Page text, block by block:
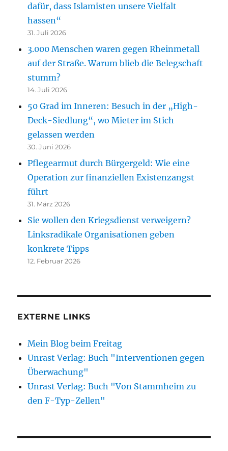
dafür, dass Islamisten unsere Vielfalt
hassen“
31. Juli 2026
3.000 Menschen waren gegen Rheinmetall
auf der Straße. Warum blieb die Belegschaft
stumm?
14. Juli 2026
50 Grad im Inneren: Besuch in der „High-
Deck-Siedlung“, wo Mieter im Stich
gelassen werden
30. Juni 2026
Pflegearmut durch Bürgergeld: Wie eine
Operation zur finanziellen Existenzangst
führt
31. März 2026
Sie wollen den Kriegsdienst verweigern?
Linksradikale Organisationen geben
konkrete Tipps
12. Februar 2026
EXTERNE LINKS
Mein Blog beim Freitag
Unrast Verlag: Buch "Interventionen gegen
Überwachung"
Unrast Verlag: Buch "Von Stammheim zu
den F-Typ-Zellen"